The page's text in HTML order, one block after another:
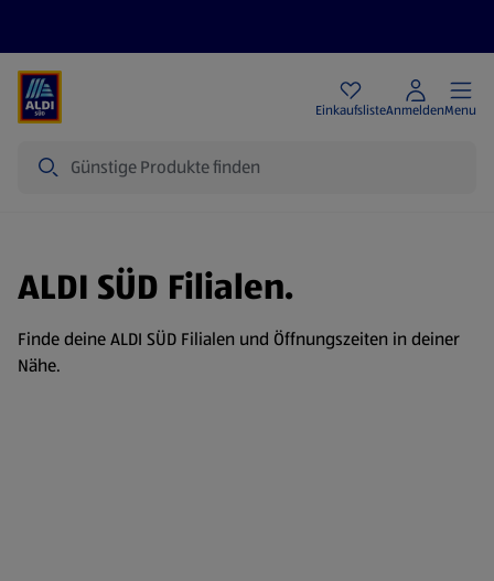
EinkaufslisteAnmeldenMenu
ALDI SÜD Filialen.
Finde deine ALDI SÜD Filialen und Öffnungszeiten in deiner
Nähe.